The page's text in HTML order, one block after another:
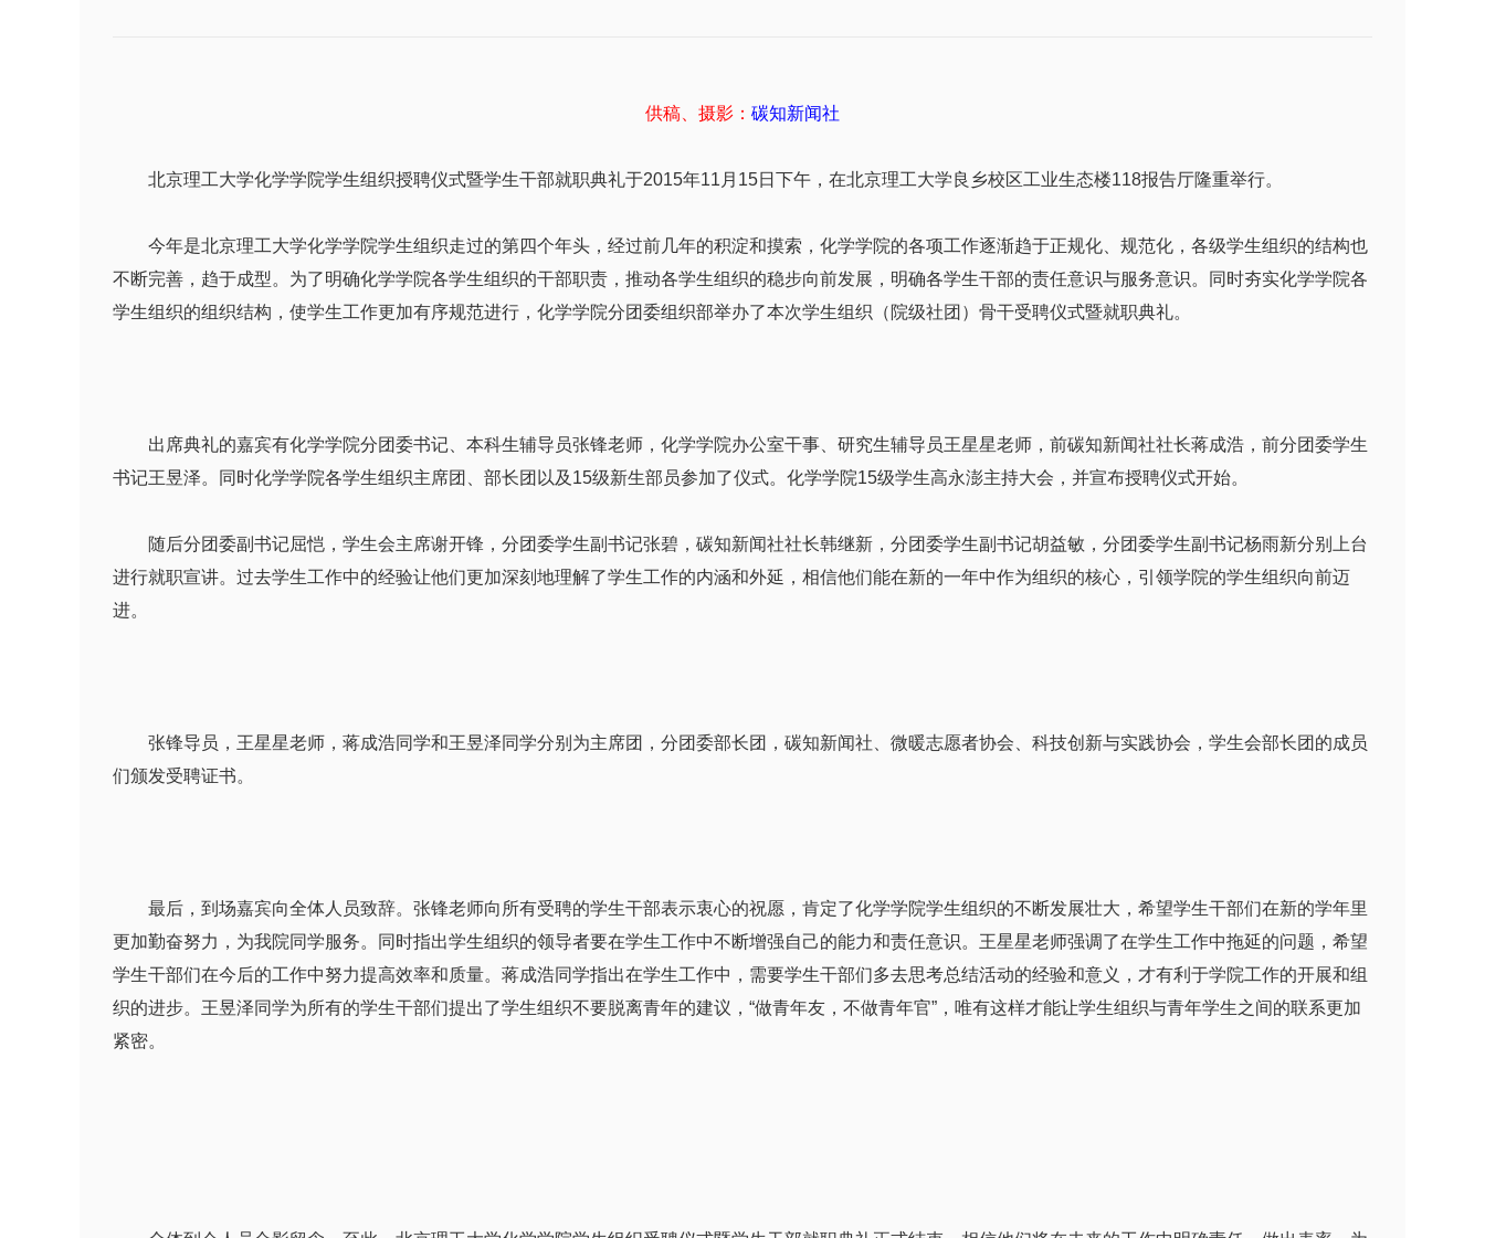
供稿、摄影： 碳知新闻社
北京理工大学化学学院学生组织授聘仪式暨学生干部就职典礼于2015年11月15日下午，在北京理工大学良乡校区工业生态楼118报告厅隆重举行。
今年是北京理工大学化学学院学生组织走过的第四个年头，经过前几年的积淀和摸索，化学学院的各项工作逐渐趋于正规化、规范化，各级学生组织的结构也
不断完善，趋于成型。为了明确化学学院各学生组织的干部职责，推动各学生组织的稳步向前发展，明确各学生干部的责任意识与服务意识。同时夯实化学学院各
学生组织的组织结构，使学生工作更加有序规范进行，化学学院分团委组织部举办了本次学生组织（院级社团）骨干受聘仪式暨就职典礼。
出席典礼的嘉宾有化学学院分团委书记、本科生辅导员张锋老师，化学学院办公室干事、研究生辅导员王星星老师，前碳知新闻社社长蒋成浩，前分团委学生
书记王昱泽。同时化学学院各学生组织主席团、部长团以及15级新生部员参加了仪式。化学学院15级学生高永澎主持大会，并宣布授聘仪式开始。
随后分团委副书记屈恺，学生会主席谢开锋，分团委学生副书记张碧，碳知新闻社社长韩继新，分团委学生副书记胡益敏，分团委学生副书记杨雨新分别上台
进行就职宣讲。过去学生工作中的经验让他们更加深刻地理解了学生工作的内涵和外延，相信他们能在新的一年中作为组织的核心，引领学院的学生组织向前迈
进。
张锋导员，王星星老师，蒋成浩同学和王昱泽同学分别为主席团，分团委部长团，碳知新闻社、微暖志愿者协会、科技创新与实践协会，学生会部长团的成员
们颁发受聘证书。
最后，到场嘉宾向全体人员致辞。张锋老师向所有受聘的学生干部表示衷心的祝愿，肯定了化学学院学生组织的不断发展壮大，希望学生干部们在新的学年里
更加勤奋努力，为我院同学服务。同时指出学生组织的领导者要在学生工作中不断增强自己的能力和责任意识。王星星老师强调了在学生工作中拖延的问题，希望
学生干部们在今后的工作中努力提高效率和质量。蒋成浩同学指出在学生工作中，需要学生干部们多去思考总结活动的经验和意义，才有利于学院工作的开展和组
织的进步。王昱泽同学为所有的学生干部们提出了学生组织不要脱离青年的建议，“做青年友，不做青年官”，唯有这样才能让学生组织与青年学生之间的联系更加
紧密。